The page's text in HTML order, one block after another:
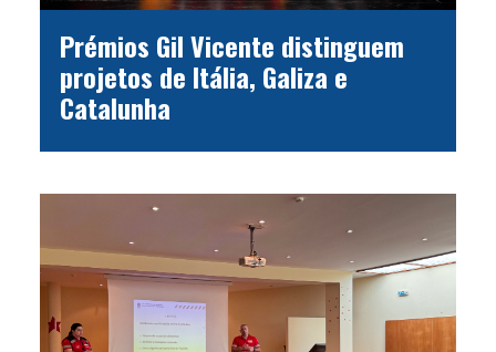
Prémios Gil Vicente distinguem
projetos de Itália, Galiza e
Catalunha